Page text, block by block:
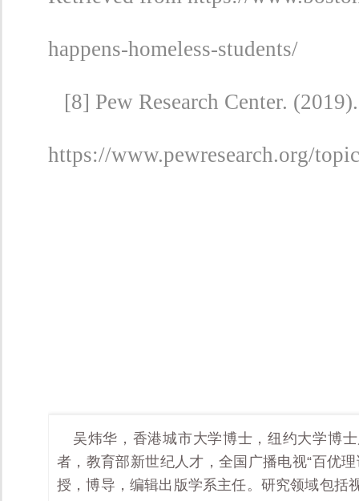
happens-homeless-students/
[8] Pew Research Center.
https://www.pewresearch.org/
吴炜华，香港城市大学博士，纽约大学博
者，教育部新世纪人才，全国广播电视“百优
授，博导，编辑出版学系主任。研究领域包括